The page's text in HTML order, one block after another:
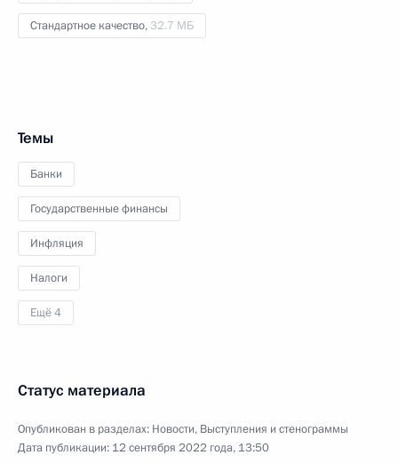
Стандартное качество, 32.7 МБ
Темы
Банки
Государственные финансы
Инфляция
Налоги
Ещё 4
Статус материала
Опубликован в разделах: Новости, Выступления и стенограммы
Дата публикации: 12 сентября 2022 года, 13:50